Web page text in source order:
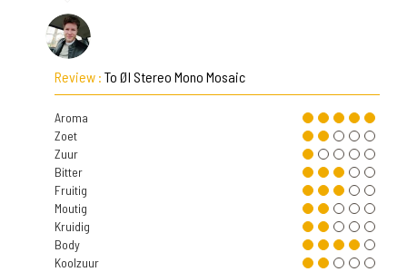
Review : To Øl Stereo Mono Mosaic
Aroma
Zoet
Zuur
Bitter
Fruitig
Moutig
Kruidig
Body
Koolzuur